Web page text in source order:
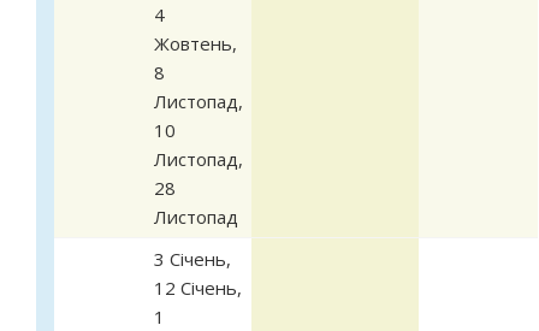
4
Жовтень,
8
Листопад,
10
Листопад,
28
Листопад
3 Січень,
12 Січень,
1